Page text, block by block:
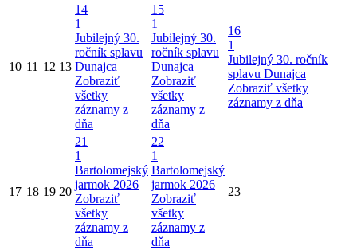
10 11 12 13
14
1
Jubilejný 30.
ročník splavu
Dunajca
Zobraziť
všetky
záznamy z
dňa
15
1
Jubilejný 30.
ročník splavu
Dunajca
Zobraziť
všetky
záznamy z
dňa
16
1
Jubilejný 30. ročník
splavu Dunajca
Zobraziť všetky
záznamy z dňa
17 18 19 20
21
1
Bartolomejský
jarmok 2026
Zobraziť
všetky
záznamy z
dňa
22
1
Bartolomejský
jarmok 2026
Zobraziť
všetky
záznamy z
dňa
23